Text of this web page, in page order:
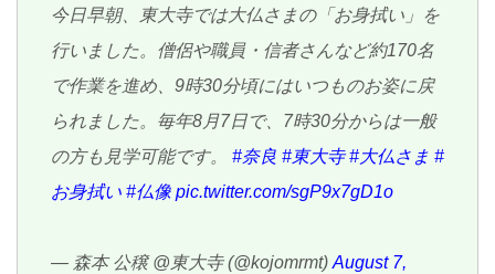
今日早朝、東大寺では大仏さまの「お身拭い」を
行いました。僧侶や職員・信者さんなど約170名
で作業を進め、9時30分頃にはいつものお姿に戻
られました。毎年8月7日で、7時30分からは一般
の方も見学可能です。 #奈良 #東大寺 #大仏さま #
お身拭い #仏像 pic.twitter.com/sgP9x7gD1o
— 森本 公穣 @東大寺 (@kojomrmt) August 7,